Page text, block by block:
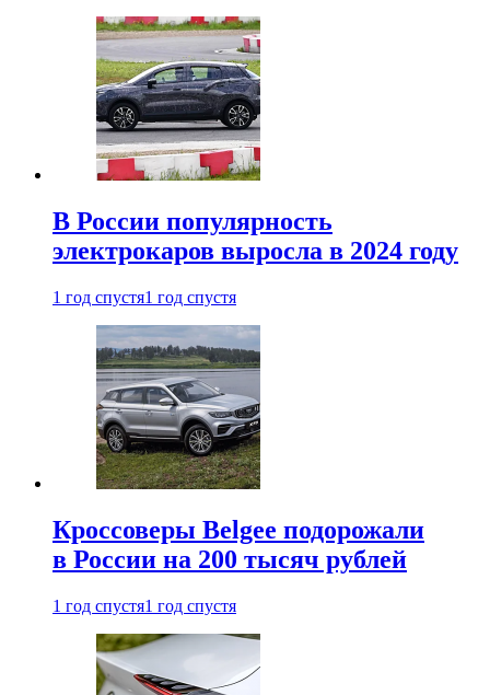
В России популярность
электрокаров выросла в 2024 году
1 год спустя1 год спустя
Кроссоверы Belgee подорожали
в России на 200 тысяч рублей
1 год спустя1 год спустя